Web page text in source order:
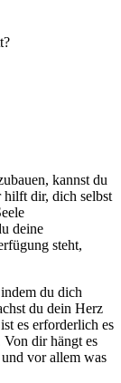
kannst du
dir, dich selbst
deine
steht,
du dich
du dein Herz
es erforderlich es
dir hängt es
vor allem was